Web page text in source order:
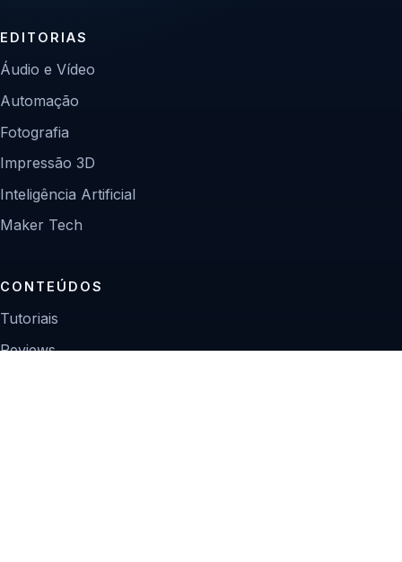
EDITORIAS
Áudio e Vídeo
Automação
Fotografia
Impressão 3D
Inteligência Artificial
Maker Tech
CONTEÚDOS
Tutoriais
Reviews